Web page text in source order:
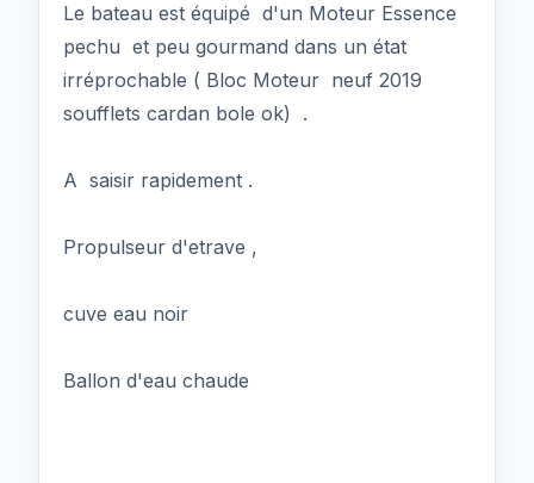
Le bateau est équipé d'un Moteur Essence
pechu et peu gourmand dans un état
irréprochable ( Bloc Moteur neuf 2019
soufflets cardan bole ok) .
A saisir rapidement .
Propulseur d'etrave ,
cuve eau noir
Ballon d'eau chaude